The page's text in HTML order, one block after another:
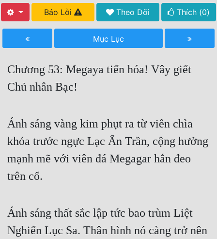
Hoàn Thành
Hậu Cung
Truyện Convert
Truyện Nhập Môn
Truyện ngắn
Xa Lộ Dịch
Cạnh Kỹ
Cổ Tiên Hiệp
Báo Lỗi Theo Dõi Thích (0)
Mục Lục
Chương 53: Megaya tiến hóa! Vây giết
Chủ nhân Bạc!
Ánh sáng vàng kim phụt ra từ viên chìa
khóa trước ngực Lạc Ấn Trần, cộng hưởng
mạnh mẽ với viên đá Megagar hắn đeo
trên cổ.
Ánh sáng thất sắc lập tức bao trùm Liệt
Nghiến Lục Sa. Thân hình nó càng trở nên